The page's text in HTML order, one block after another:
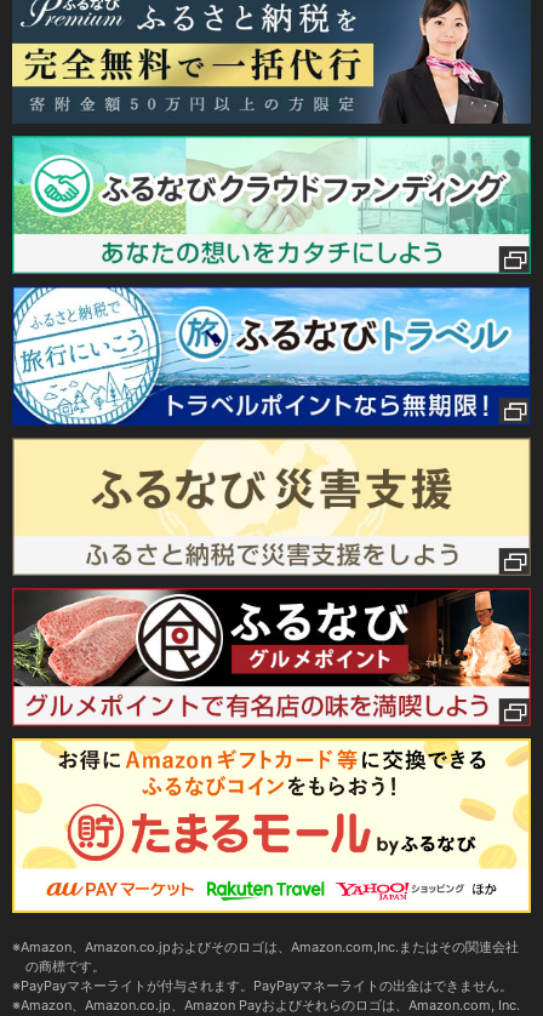
Amazon、Amazon.co.jpおよびそのロゴは、Amazon.com,Inc.またはその関連会社
の商標です。
PayPayマネーライトが付与されます。PayPayマネーライトの出金はできません。
Amazon、Amazon.co.jp、Amazon Payおよびそれらのロゴは、Amazon.com, Inc.